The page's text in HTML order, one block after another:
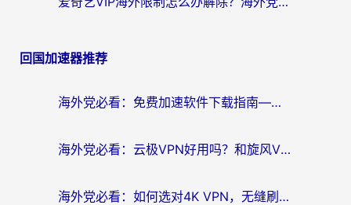
回国加速器推荐
海外党必看：免费加速软件下载指南——无缝访问国内资源的正确打开方式
海外党必看：云极VPN好用吗？和旋风VPN对比哪个回国效果更好？附真实体验+选择攻略
海外党必看：如何选对4K VPN，无缝刷国内剧听网易云？